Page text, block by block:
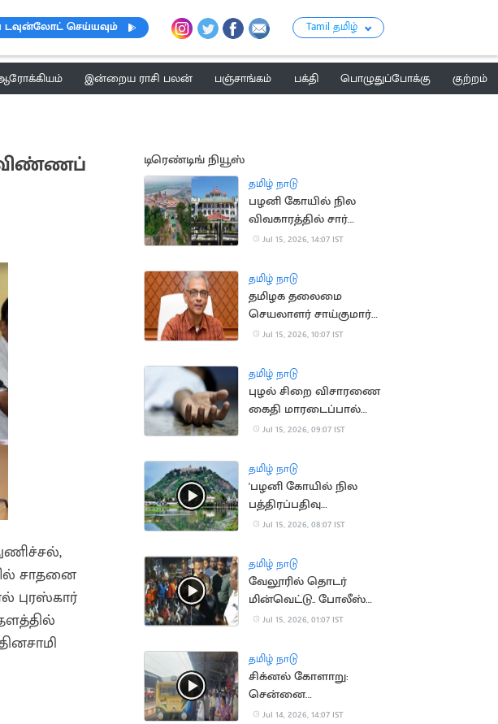
செய்யவும் Tamil தமிழ்
இன்றைய ராசி பலன் பஞ்சாங்கம் பக்தி பொழுதுப்போக்கு
குற்றம்
விண்ணப்
சாதனை
புரஸ்கார்
டிரெண்டிங் நியூஸ்
தமிழ் நாடு
பழனி கோயில் நில
விவகாரத்தில் சார்
பதிவாளர் கைதுக்கு
Jul 15, 2026, 14:07 IST
தமிழ் நாடு
தமிழக தலைமை
செயலாளர் சாய்குமார்
பதவிக்காலம் 6
Jul 15, 2026, 10:07 IST
தமிழ் நாடு
புழல் சிறை விசாரணை
கைதி மாரடைப்பால்
திடீர் உயிரிழப்பு
Jul 15, 2026, 09:07 IST
தமிழ் நாடு
'பழனி கோயில் நில
பத்திரப்பதிவு
செல்லாது'.. நீதிமன்றம்
Jul 15, 2026, 08:07 IST
தமிழ் நாடு
வேலூரில் தொடர்
மின்வெட்டு.. போலீஸ்
பேச்சால் சர்ச்சை
Jul 15, 2026, 01:07 IST
தமிழ் நாடு
சிக்னல் கோளாறு:
சென்னை
கடற்கரையில் புறநகர்
Jul 14, 2026, 14:07 IST